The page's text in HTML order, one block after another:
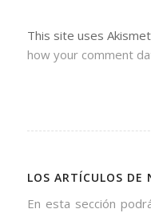
This site uses
how your comment
LOS ARTÍCULOS DE
En esta sección